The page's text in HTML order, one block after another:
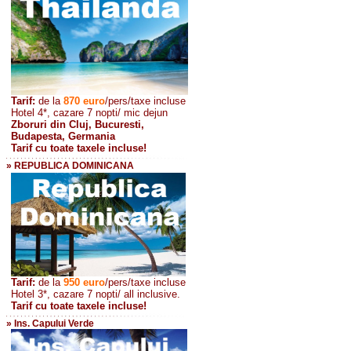
Tarif: de la 870 euro/pers/taxe incluse
Hotel 4*, cazare 7 nopti/ mic dejun
Zboruri din Cluj, Bucuresti,
Budapesta, Germania
Tarif cu toate taxele incluse!
» REPUBLICA DOMINICANA
Tarif: de la 950 euro/pers/taxe incluse
Hotel 3*, cazare 7 nopti/ all inclusive.
Tarif cu toate taxele incluse!
» Ins. Capului Verde